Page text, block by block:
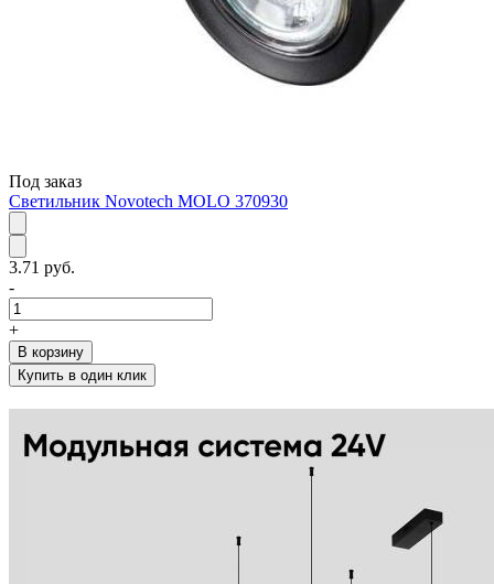
Под заказ
Светильник Novotech MOLO 370930
3.71 руб.
-
+
В корзину
Купить в один клик